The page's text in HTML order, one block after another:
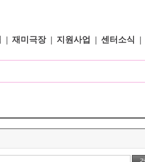
재미극장 지원사업 센터소식